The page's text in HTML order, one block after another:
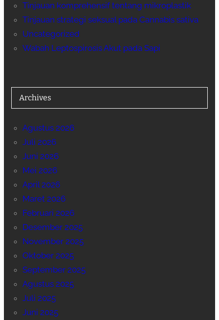
Tinjauan komprehensif tentang mikroplastik
Tinjauan strategi seksual pada Cannabis sativa
Uncategorized
Wabah Leptospirosis Akut pada Sapi
Archives
Agustus 2026
Juli 2026
Juni 2026
Mei 2026
April 2026
Maret 2026
Februari 2026
Desember 2025
November 2025
Oktober 2025
September 2025
Agustus 2025
Juli 2025
Juni 2025